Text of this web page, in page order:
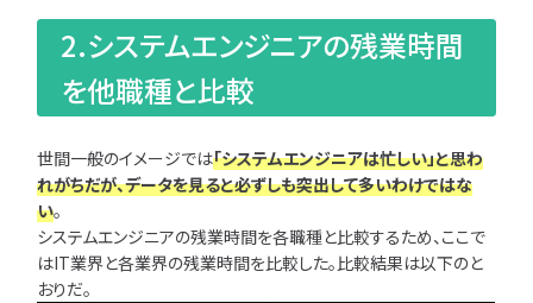
2.システムエンジニアの残業時間
を他職種と比較
世間一般のイメージでは「システムエンジニアは忙しい」と思わ
れがちだが、データを見ると必ずしも突出して多いわけではな
い。
システムエンジニアの残業時間を各職種と比較するため、ここで
はIT業界と各業界の残業時間を比較した。比較結果は以下のと
おりだ。